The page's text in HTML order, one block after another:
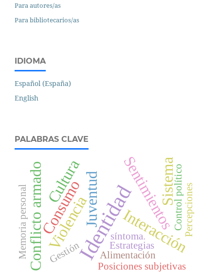
Para autores/as
Para bibliotecarios/as
IDIOMA
Español (España)
English
PALABRAS CLAVE
IdentidadSentimientos
Interacción
Juventud
Violencia
Conflicto armadoConsumo
Cultura Sistema
Memoria personal
Posiciones subjetivas
síntoma.
Control político
Estrategias
Alimentación
Gestión
Percepciones